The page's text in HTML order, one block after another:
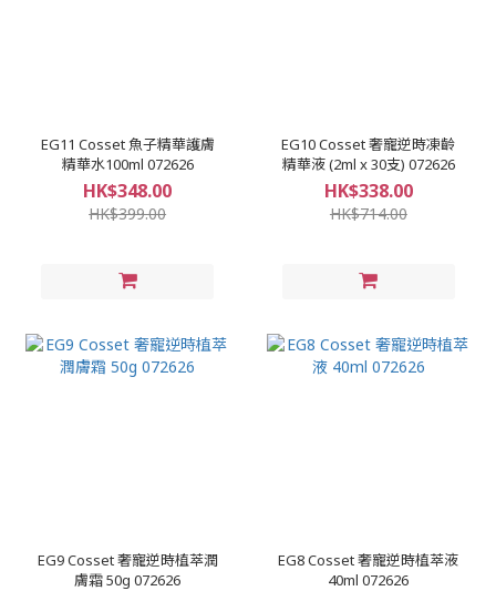
EG11 Cosset 魚子精華護膚
精華水100ml 072626
HK$348.00
HK$399.00
EG10 Cosset 奢寵逆時凍齡
精華液 (2ml x 30支) 072626
HK$338.00
HK$714.00
EG9 Cosset 奢寵逆時植萃潤
膚霜 50g 072626
EG8 Cosset 奢寵逆時植萃液
40ml 072626